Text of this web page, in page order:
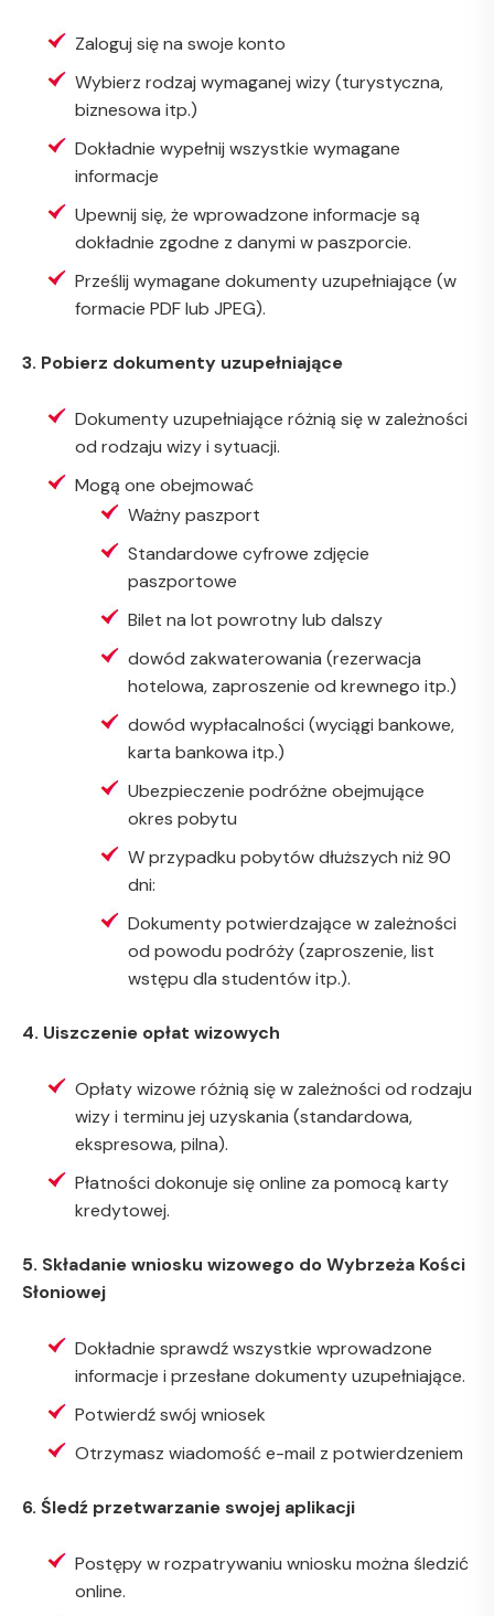
Zaloguj się na swoje konto
Wybierz rodzaj wymaganej wizy (turystyczna,
biznesowa itp.)
Dokładnie wypełnij wszystkie wymagane
informacje
Upewnij się, że wprowadzone informacje są
dokładnie zgodne z danymi w paszporcie.
Prześlij wymagane dokumenty uzupełniające (w
formacie PDF lub JPEG).
3. Pobierz dokumenty uzupełniające
Dokumenty uzupełniające różnią się w zależności
od rodzaju wizy i sytuacji.
Mogą one obejmować
Ważny paszport
Standardowe cyfrowe zdjęcie
paszportowe
Bilet na lot powrotny lub dalszy
dowód zakwaterowania (rezerwacja
hotelowa, zaproszenie od krewnego itp.)
dowód wypłacalności (wyciągi bankowe,
karta bankowa itp.)
Ubezpieczenie podróżne obejmujące
okres pobytu
W przypadku pobytów dłuższych niż 90
dni:
Dokumenty potwierdzające w zależności
od powodu podróży (zaproszenie, list
wstępu dla studentów itp.).
4. Uiszczenie opłat wizowych
Opłaty wizowe różnią się w zależności od rodzaju
wizy i terminu jej uzyskania (standardowa,
ekspresowa, pilna).
Płatności dokonuje się online za pomocą karty
kredytowej.
5. Składanie wniosku wizowego do Wybrzeża Kości
Słoniowej
Dokładnie sprawdź wszystkie wprowadzone
informacje i przesłane dokumenty uzupełniające.
Potwierdź swój wniosek
Otrzymasz wiadomość e-mail z potwierdzeniem
6. Śledź przetwarzanie swojej aplikacji
Postępy w rozpatrywaniu wniosku można śledzić
online.